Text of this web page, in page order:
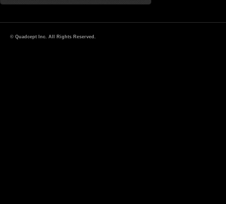
© Quadcept Inc. All Rights Reserved.